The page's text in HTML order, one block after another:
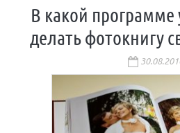
В какой программе
делать фотокнигу